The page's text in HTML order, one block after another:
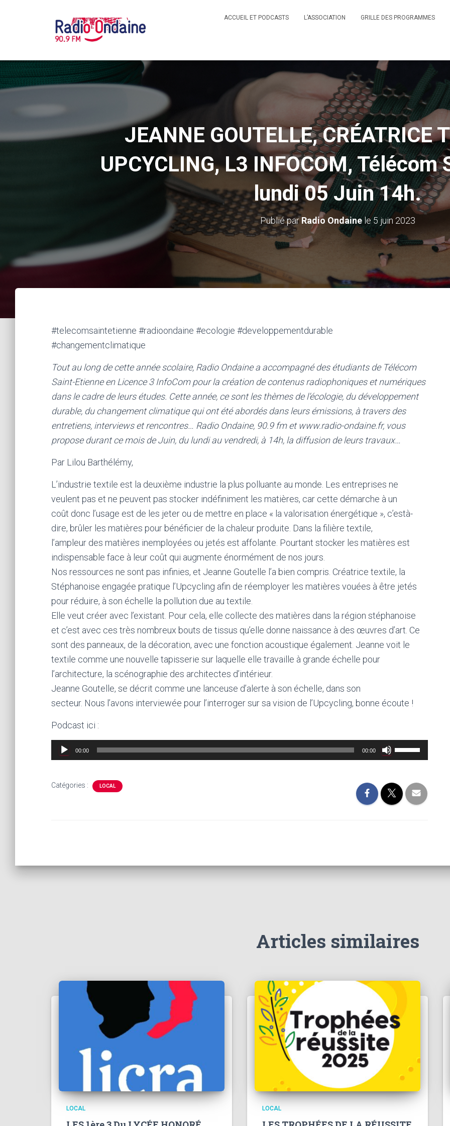
ACCUEIL ET PODCASTS L’ASSOCIATION GRILLE DES PROGRAMMES
JEANNE GOUTELLE, CRÉATRICE
UPCYCLING, L3 INFOCOM, Télécom
lundi 05 Juin 14h.
Publié par Radio Ondainele5 juin 2023
#telecomsaintetienne #radioondaine #ecologie #developpementdurable
#changementclimatique
Tout au long de cette année scolaire, Radio Ondaine a accompagné des étudiants de Télécom
Saint-Etienne en Licence 3 InfoCom pour la création de contenus radiophoniques et numériques
dans le cadre de leurs études. Cette année, ce sont les thèmes de l’écologie, du développement
durable, du changement climatique qui ont été abordés dans leurs émissions, à travers des
entretiens, interviews et rencontres… Radio Ondaine, 90.9 fm et www.radio-ondaine.fr, vous
propose durant ce mois de Juin, du lundi au vendredi, à 14h, la diffusion de leurs travaux…
Par Lilou Barthélémy,
L’industrie textile est la deuxième industrie la plus polluante au monde. Les entreprises ne
veulent pas et ne peuvent pas stocker indéfiniment les matières, car cette démarche à un
coût donc l’usage est de les jeter ou de mettre en place « la valorisation énergétique », c’està-
dire, brûler les matières pour bénéficier de la chaleur produite. Dans la filière textile,
l’ampleur des matières inemployées ou jetés est affolante. Pourtant stocker les matières est
indispensable face à leur coût qui augmente énormément de nos jours.
Nos ressources ne sont pas infinies, et Jeanne Goutelle l’a bien compris. Créatrice textile, la
Stéphanoise engagée pratique l’Upcycling afin de réemployer les matières vouées à être jetés
pour réduire, à son échelle la pollution due au textile.
Elle veut créer avec l’existant. Pour cela, elle collecte des matières dans la région stéphanoise
et c’est avec ces très nombreux bouts de tissus qu’elle donne naissance à des œuvres d’art. Ce
sont des panneaux, de la décoration, avec une fonction acoustique également. Jeanne voit le
textile comme une nouvelle tapisserie sur laquelle elle travaille à grande échelle pour
l’architecture, la scénographie des architectes d’intérieur.
Jeanne Goutelle, se décrit comme une lanceuse d’alerte à son échelle, dans son
secteur. Nous l’avons interviewée pour l’interroger sur sa vision de l’Upcycling, bonne écoute !
Podcast ici :
Lecteur
audio
00:00 00:00
Utilisez
les
haut/bas
pour
le
Catégories : LOCAL
Articles similaires
LOCAL LOCAL